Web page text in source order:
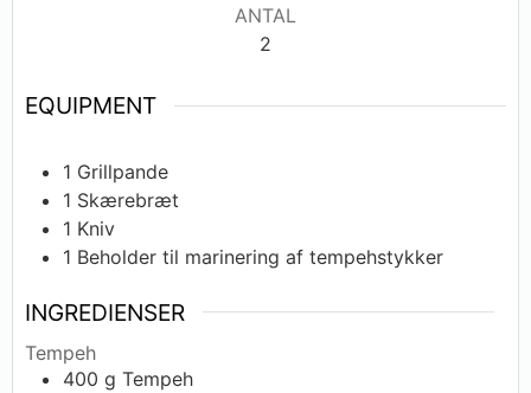
ANTAL
2
EQUIPMENT
1 Grillpande
1 Skærebræt
1 Kniv
1 Beholder til marinering af tempehstykker
INGREDIENSER
Tempeh
400 g Tempeh